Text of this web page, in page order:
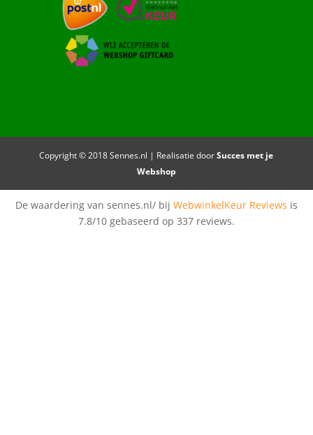
Copyright © 2018 Sennes.nl | Realisatie doorSucces met je
Webshop
De waardering van sennes.nl/ bij WebwinkelKeur Reviews is
7.8/10 gebaseerd op 337 reviews.